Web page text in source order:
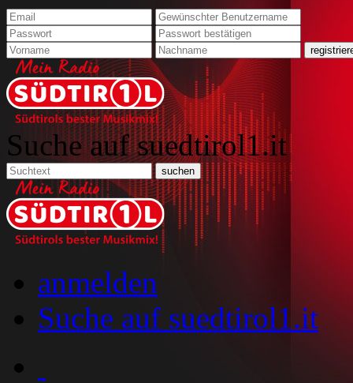
Suche auf suedtirol1.it
anmelden
Suche auf suedtirol1.it